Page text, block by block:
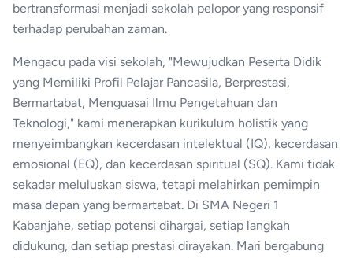
bertransformasi menjadi sekolah pelopor yang responsif
terhadap perubahan zaman.
Mengacu pada visi sekolah, "Mewujudkan Peserta Didik
yang Memiliki Profil Pelajar Pancasila, Berprestasi,
Bermartabat, Menguasai Ilmu Pengetahuan dan
Teknologi," kami menerapkan kurikulum holistik yang
menyeimbangkan kecerdasan intelektual (IQ), kecerdasan
emosional (EQ), dan kecerdasan spiritual (SQ). Kami tidak
sekadar meluluskan siswa, tetapi melahirkan pemimpin
masa depan yang bermartabat. Di SMA Negeri 1
Kabanjahe, setiap potensi dihargai, setiap langkah
didukung, dan setiap prestasi dirayakan. Mari bergabung